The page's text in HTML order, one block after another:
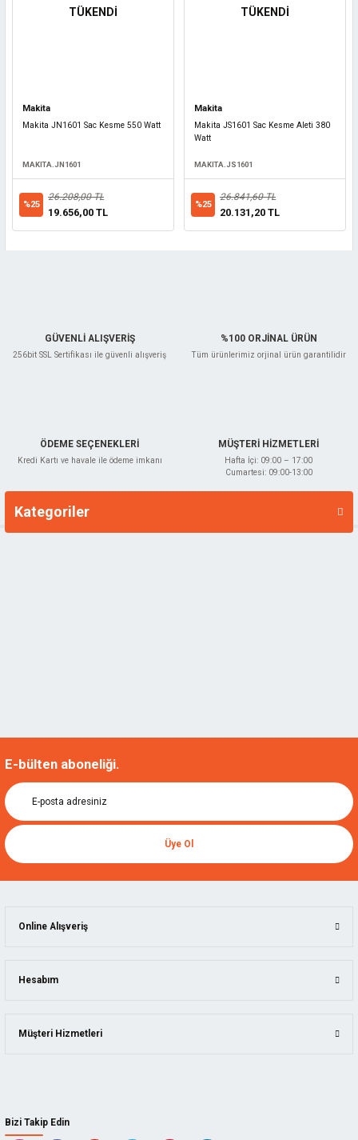
TÜKENDİ
Makita
Makita JN1601 Sac Kesme 550 Watt
MAKITA.JN1601
%25
26.208,00 TL
19.656,00 TL
TÜKENDİ
Makita
Makita JS1601 Sac Kesme Aleti 380
Watt
MAKITA.JS1601
%25
26.841,60 TL
20.131,20 TL
GÜVENLİ ALIŞVERİŞ
256bit SSL Sertifikası ile güvenli alışveriş
%100 ORJİNAL ÜRÜN
Tüm ürünlerimiz orjinal ürün garantilidir
ÖDEME SEÇENEKLERİ
Kredi Kartı ve havale ile ödeme imkanı
MÜŞTERİ HİZMETLERİ
Hafta İçi: 09:00 – 17:00
Cumartesi: 09:00-13:00
Kategoriler
Markalar
E-bülten aboneliği.
Üye Ol
Bizi Takip Edin
Online Alışveriş
Hesabım
Müşteri Hizmetleri